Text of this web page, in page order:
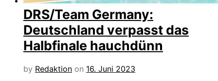
DRS/Team Germany:
Deutschland verpasst das
Halbfinale hauchdünn
by Redaktion on 16. Juni 2023